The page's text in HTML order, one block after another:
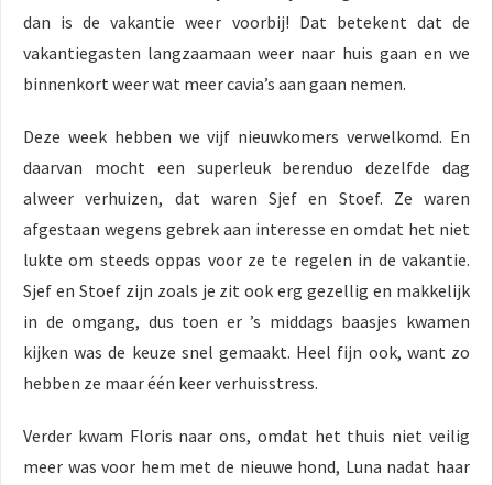
dan is de vakantie weer voorbij! Dat betekent dat de
vakantiegasten langzaamaan weer naar huis gaan en we
binnenkort weer wat meer cavia’s aan gaan nemen.
Deze week hebben we vijf nieuwkomers verwelkomd. En
daarvan mocht een superleuk berenduo dezelfde dag
alweer verhuizen, dat waren Sjef en Stoef. Ze waren
afgestaan wegens gebrek aan interesse en omdat het niet
lukte om steeds oppas voor ze te regelen in de vakantie.
Sjef en Stoef zijn zoals je zit ook erg gezellig en makkelijk
in de omgang, dus toen er ’s middags baasjes kwamen
kijken was de keuze snel gemaakt. Heel fijn ook, want zo
hebben ze maar één keer verhuisstress.
Verder kwam Floris naar ons, omdat het thuis niet veilig
meer was voor hem met de nieuwe hond, Luna nadat haar